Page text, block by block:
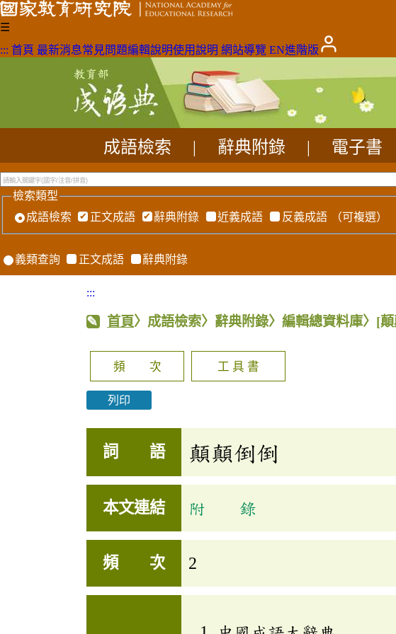
☰
::: 首頁 最新消息常見問題編輯說明使用說明 網站導覽 EN進階版
成語檢索 辭典附錄 電子書
檢索類型
成語檢索
正文成語 辭典附錄 近義成語 反義成語 （可複選）
義類查詢 正文成語 辭典附錄
:::
首頁〉成語檢索〉辭典附錄〉編輯總資料庫〉 [
頻 次 工 具 書
列印
詞 語 顛顛倒倒
本文連結 附 錄
頻 次 2